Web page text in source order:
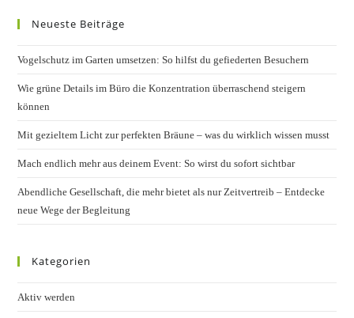
Neueste Beiträge
Vogelschutz im Garten umsetzen: So hilfst du gefiederten Besuchern
Wie grüne Details im Büro die Konzentration überraschend steigern
können
Mit gezieltem Licht zur perfekten Bräune – was du wirklich wissen musst
Mach endlich mehr aus deinem Event: So wirst du sofort sichtbar
Abendliche Gesellschaft, die mehr bietet als nur Zeitvertreib – Entdecke
neue Wege der Begleitung
Kategorien
Aktiv werden